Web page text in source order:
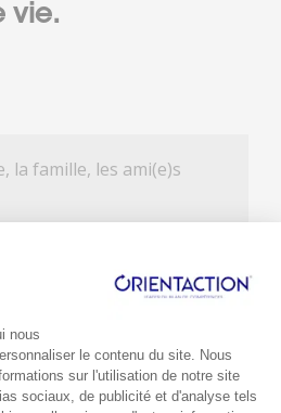
vie.
la famille, les ami(e)s
» permet d’identifier
et les sources de
à voir émerger des
une prise de
actions.